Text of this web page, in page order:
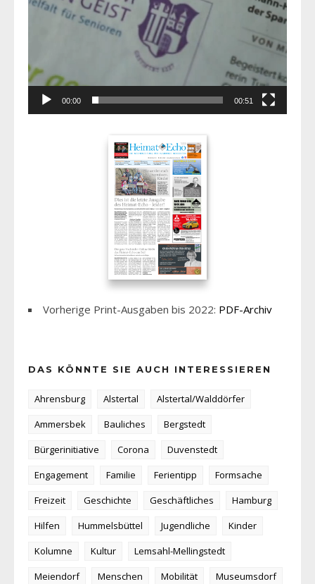
00:00 00:51
Vorherige Print-Ausgaben bis 2022: PDF-Archiv
DAS KÖNNTE SIE AUCH INTERESSIEREN
Ahrensburg Alstertal
Alstertal/Walddörfer
Ammersbek
Bauliches
Bergstedt
Bürgerinitiative
Corona
Duvenstedt
Engagement
Familie Ferientipp
Formsache
Freizeit
Geschichte Geschäftliches
Hamburg
Hilfen
Hummelsbüttel Jugendliche
Kinder
Kolumne
Kultur
Lemsahl-Mellingstedt
Meiendorf
Menschen Mobilität
Museumsdorf